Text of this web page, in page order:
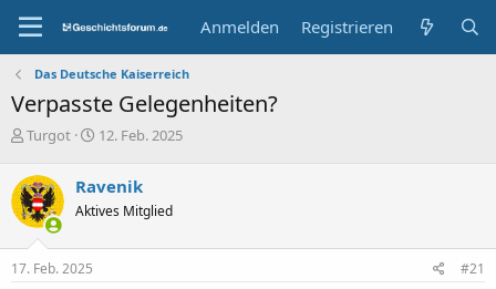
Anmelden Registrieren
Das Deutsche Kaiserreich
Verpasste Gelegenheiten?
E
s
t
e
l
l
e
Turgot
E
t
e
l
12. Feb. 2025
Ravenik
Aktives Mitglied
17. Feb. 2025 #21